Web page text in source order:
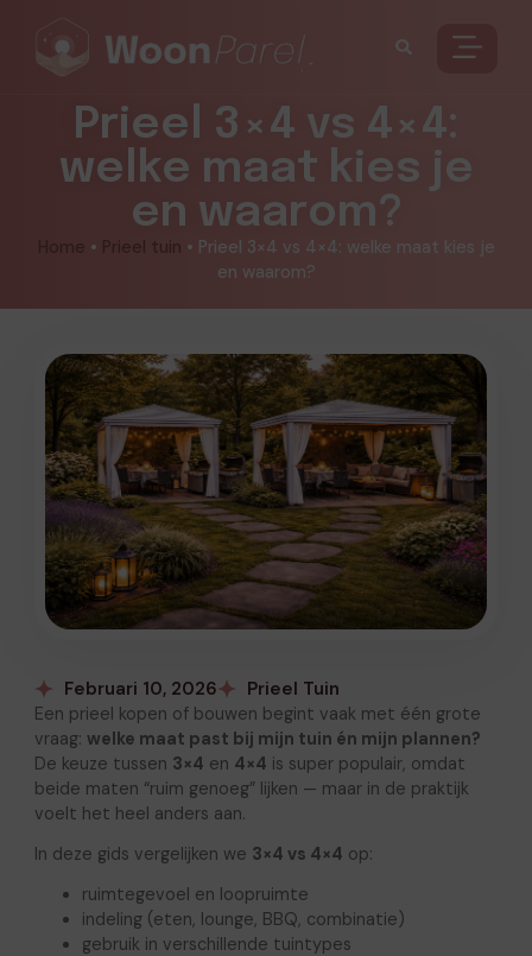
Prieel 3×4 vs 4×4:
welke maat kies je
en waarom?
• Prieel tuin • Prieel 3×4 vs 4×4: welke maat kies je
en waarom?
Februari 10, 2026 Prieel Tuin
Een prieel kopen of bouwen begint vaak met één grote
vraag: welke maat past bij mijn tuin én mijn plannen?
De keuze tussen 3×4 en 4×4 is super populair, omdat
beide maten “ruim genoeg” lijken — maar in de praktijk
voelt het heel anders aan.
In deze gids vergelijken we 3×4 vs 4×4 op:
ruimtegevoel en loopruimte
indeling (eten, lounge, BBQ, combinatie)
gebruik in verschillende tuintypes